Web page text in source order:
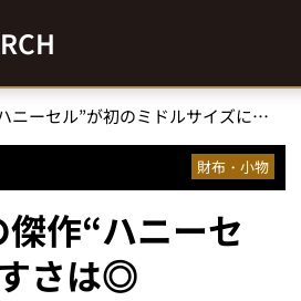
「絶妙サイズの長財布」キプリスの傑作“ハニーセル”が初のミドルサイズに！使いやすさは◎
財布・小物
傑作“ハニーセ
さは◎